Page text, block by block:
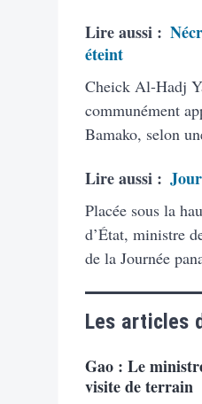
Lire aussi :
éteint
Cheick Al-Hadj
communément
Bamako, selon
Lire aussi :
Placée sous la
d’État, ministre
de la Journée
Les articles
Gao : Le
visite de terrain